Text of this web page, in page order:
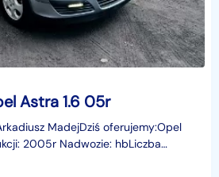
Astra 1.6 05r
MadejDziś oferujemy:Opel
2005r Nadwozie: hbLiczba
278851 kmWyposaż